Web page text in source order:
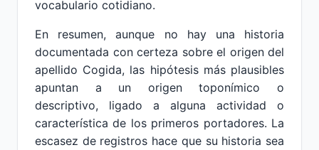
vocabulario cotidiano.
En resumen, aunque no hay una historia
documentada con certeza sobre el origen del
apellido Cogida, las hipótesis más plausibles
apuntan a un origen toponímico o
descriptivo, ligado a alguna actividad o
característica de los primeros portadores. La
escasez de registros hace que su historia sea